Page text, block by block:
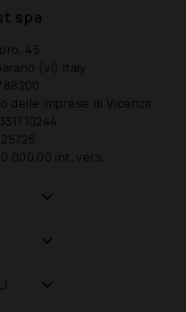
spa
45
(vi) italy
delle imprese di Vicenza
int. vers.